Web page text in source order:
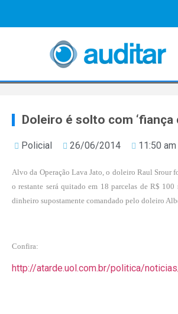
Doleiro é solto com ‘fiança
Policial 26/06/2014 11:50 am
Alvo da Operação Lava Jato, o doleiro Raul Srour
o restante será quitado em 18 parcelas de R$
dinheiro supostamente comandado pelo doleiro
Confira:
http://atarde.uol.com.br/politica/